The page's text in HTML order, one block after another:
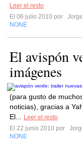
Leer el resto
El 06 julio 2010 por
NONE
El avispón
imágenes
(para gusto de
noticias), gracias a
El...
Leer el resto
El 22 junio 2010 por
NONE